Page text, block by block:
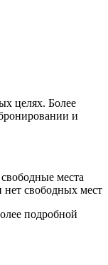
целях. Более
и
места
нет свободных мест
подробной